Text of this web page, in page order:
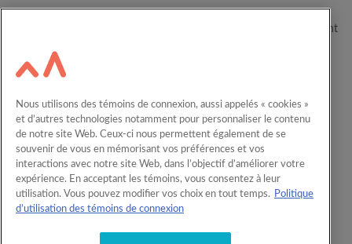
Depuis plus de 60 ans, Kaleido aide les familles canadiennes à
concrétiser le plein potentiel de leurs enfants en les accompagnant
Calculateur
English
Nous joindre
REEE en entreprise
Comprendre l’épargne-études
Produits REEE
Offres et privilèges
Nous utilisons des témoins de connexion, aussi appelés « cookies »
et d’autres technologies notamment pour personnaliser le contenu
de notre site Web. Ceux-ci nous permettent également de se
souvenir de vous en mémorisant vos préférences et vos
interactions avec notre site Web, dans l’objectif d’améliorer votre
expérience. En acceptant les témoins, vous consentez à leur
utilisation. Vous pouvez modifier vos choix en tout temps. Politique
d’utilisation des témoins de connexion